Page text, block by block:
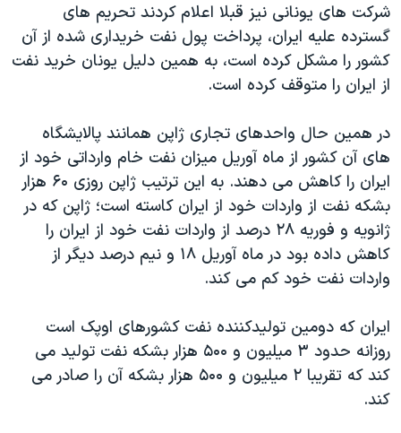
شرکت های يونانی نيز قبلا اعلام کردند تحريم های
گسترده عليه ايران، پرداخت پول نفت خريداری شده از آن
کشور را مشکل کرده است، به همين دليل يونان خريد نفت
از ايران را متوقف کرده است.
در همين حال واحدهای تجاری ژاپن همانند پالايشگاه
های آن کشور از ماه آوريل ميزان نفت خام وارداتی خود از
ايران را کاهش می دهند. به اين ترتيب ژاپن روزی ۶۰ هزار
بشکه نفت از واردات خود از ايران کاسته است؛ ژاپن که در
ژانويه و فوريه ۲۸ درصد از واردات نفت خود از ايران را
کاهش داده بود در ماه آوريل ۱۸ و نيم درصد ديگر از
واردات نفت خود کم می کند.
ايران که دومين توليدکننده نفت کشورهای اوپک است
روزانه حدود ۳ ميليون و ۵۰۰ هزار بشکه نفت توليد می
کند که تقريبا ۲ ميليون و ۵۰۰ هزار بشکه آن را صادر می
کند.